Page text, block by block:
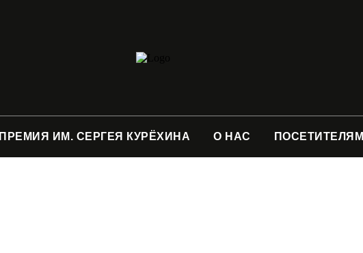
ПРЕМИЯ ИМ. СЕРГЕЯ КУРЁХИНА О НАС ПОСЕТИТЕЛЯМ